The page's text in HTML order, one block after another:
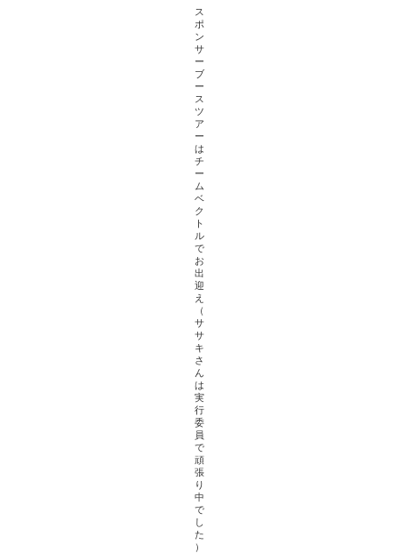
ス
ポ
ン
サ
ー
ブ
ー
ス
ツ
ア
ー
は
チ
ー
ム
ベ
ク
ト
ル
で
お
出
迎
え
（
サ
サ
キ
さ
ん
は
実
行
委
員
で
頑
張
り
中
で
し
た
）